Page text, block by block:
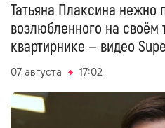
Татьяна Плаксина нежно
возлюбленного на своём
квартирнике — видео
07 августа 17:02